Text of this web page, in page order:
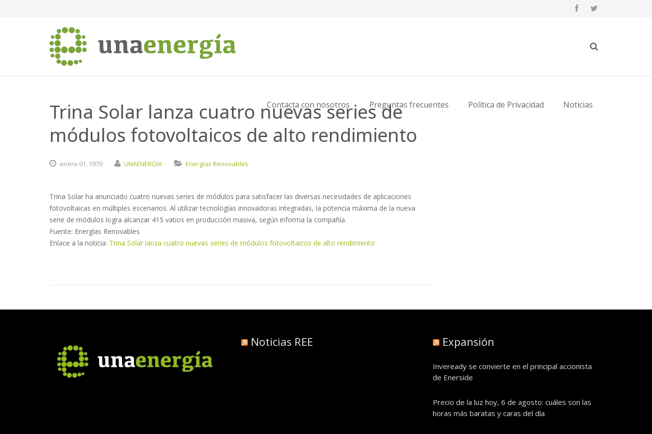
Contacta con nosotros Preguntas frecuentes Política de Privacidad Noticias
Trina Solar lanza cuatro nuevas series de
módulos fotovoltaicos de alto rendimiento
enero 01, 1970 UNAENERGIA Energías Renovables
Trina Solar ha anunciado cuatro nuevas series de módulos para satisfacer las diversas necesidades de aplicaciones
fotovoltaicas en múltiples escenarios. Al utilizar tecnologías innovadoras integradas, la potencia máxima de la nueva
serie de módulos logra alcanzar 415 vatios en producción masiva, según informa la compañía.
Fuente: Energías Renovables
Enlace a la noticia: Trina Solar lanza cuatro nuevas series de módulos fotovoltaicos de alto rendimiento
Noticias REE Expansión
Inveready se convierte en el principal accionista
de Enerside
Precio de la luz hoy, 6 de agosto: cuáles son las
horas más baratas y caras del día